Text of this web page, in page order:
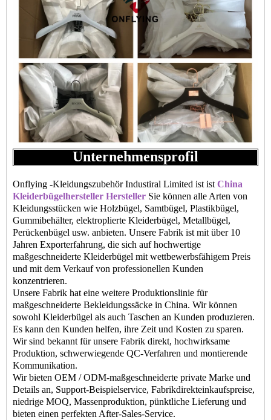
Unternehmensprofil
Onflying -Kleidungszubehör Industiral Limited ist ist China
Kleiderbügelhersteller Hersteller Sie können alle Arten von
Kleidungsstücken wie Holzbügel, Samtbügel, Plastikbügel,
Gummibehälter, elektroplierte Kleiderbügel, Metallbügel,
Perückenbügel usw. anbieten. Unsere Fabrik ist mit über 10
Jahren Exporterfahrung, die sich auf hochwertige
maßgeschneiderte Kleiderbügel mit wettbewerbsfähigem Preis
und mit dem Verkauf von professionellen Kunden
konzentrieren.
Unsere Fabrik hat eine weitere Produktionslinie für
maßgeschneiderte Bekleidungssäcke in China. Wir können
sowohl Kleiderbügel als auch Taschen an Kunden produzieren.
Es kann den Kunden helfen, ihre Zeit und Kosten zu sparen.
Wir sind bekannt für unsere Fabrik direkt, hochwirksame
Produktion, schwerwiegende QC-Verfahren und montierende
Kommunikation.
Wir bieten OEM / ODM-maßgeschneiderte private Marke und
Details an, Support-Beispielservice, Fabrikdirekteinkaufspreise,
niedrige MOQ, Massenproduktion, pünktliche Lieferung und
bieten einen perfekten After-Sales-Service.